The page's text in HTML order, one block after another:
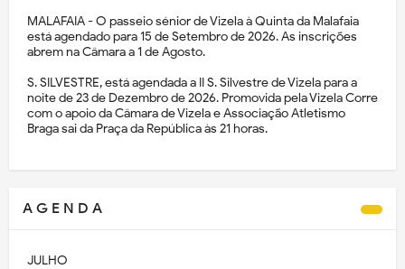
MALAFAIA - O passeio sénior de Vizela à Quinta da Malafaia
está agendado para 15 de Setembro de 2026. As inscrições
abrem na Câmara a 1 de Agosto.
S. SILVESTRE, está agendada a II S. Silvestre de Vizela para a
noite de 23 de Dezembro de 2026. Promovida pela Vizela Corre
com o apoio da Câmara de Vizela e Associação Atletismo
Braga sai da Praça da República às 21 horas.
A G E N D A
JULHO